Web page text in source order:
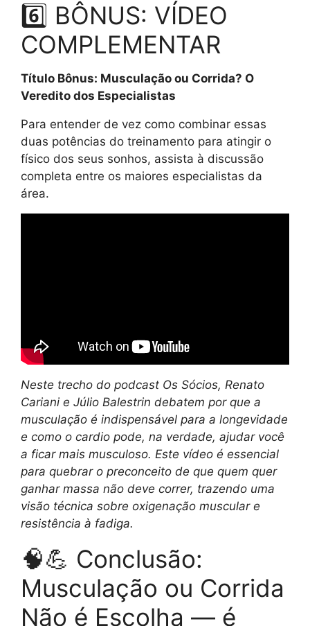
6️⃣ BÔNUS: VÍDEO
COMPLEMENTAR
Título Bônus: Musculação ou Corrida? O
Veredito dos Especialistas
Para entender de vez como combinar essas
duas potências do treinamento para atingir o
físico dos seus sonhos, assista à discussão
completa entre os maiores especialistas da
área.
Neste trecho do podcast Os Sócios, Renato
Cariani e Júlio Balestrin debatem por que a
musculação é indispensável para a longevidade
e como o cardio pode, na verdade, ajudar você
a ficar mais musculoso. Este vídeo é essencial
para quebrar o preconceito de que quem quer
ganhar massa não deve correr, trazendo uma
visão técnica sobre oxigenação muscular e
resistência à fadiga.
🧠💪 Conclusão:
Musculação ou Corrida
Não é Escolha — é